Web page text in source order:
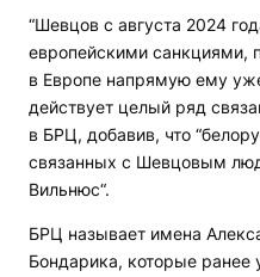
“Шевцов с августа 2024
европейскими санкциями,
в Европе напрямую ему
действует целый ряд
в БРЦ, добавив, что
связанных с Шевцовым
Вильнюс“.
БРЦ называет имена
Бондарика, которые